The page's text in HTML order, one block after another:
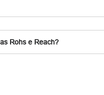
Rohs e Reach?